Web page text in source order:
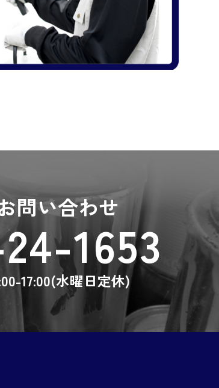
問い合わせ
1653
17:00(水曜日定休)